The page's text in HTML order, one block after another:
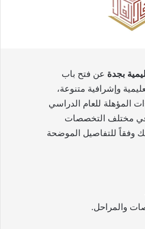
بجدة عن فتح باب
وإشرافية متنوعة،
المؤهلة للعام الدراسي
2025/ 2026م في مختلف التخصصات
وفقاً للتفاصيل الموضحة
والمراحل.